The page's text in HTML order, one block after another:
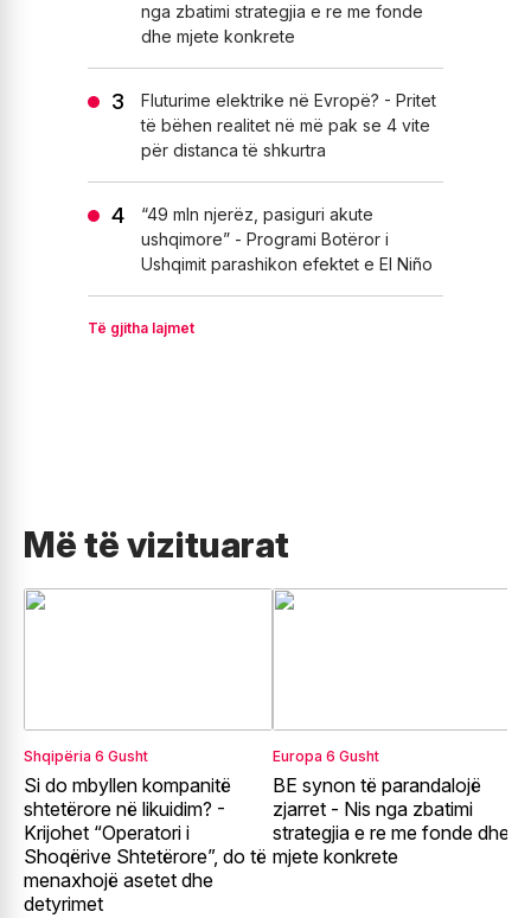
nga zbatimi strategjia e re me fonde
dhe mjete konkrete
Fluturime elektrike në Evropë? - Pritet
të bëhen realitet në më pak se 4 vite
për distanca të shkurtra
“49 mln njerëz, pasiguri akute
ushqimore” - Programi Botëror i
Ushqimit parashikon efektet e El Niño
Të gjitha lajmet
Më të vizituarat
Shqipëria 6 Gusht
Si do mbyllen kompanitë
shtetërore në likuidim? -
Krijohet “Operatori i
Shoqërive Shtetërore”, do të
menaxhojë asetet dhe
detyrimet
Europa 6 Gusht
BE synon të parandalojë
zjarret - Nis nga zbatimi
strategjia e re me fonde dhe
mjete konkrete